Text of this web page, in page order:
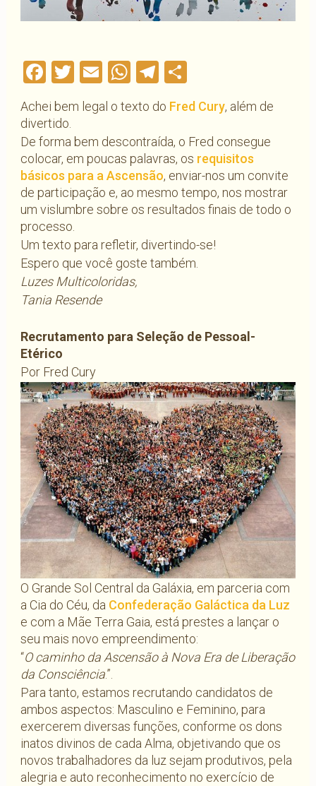
Facebook
Twitter
EmailWhatsApp
Telegram
Achei bem legal o texto do Fred Cury, além de
divertido.
De forma bem descontraída, o Fred consegue
colocar, em poucas palavras, os requisitos
básicos para a Ascensão, enviar-nos um convite
de participação e, ao mesmo tempo, nos mostrar
um vislumbre sobre os resultados finais de todo o
processo.
Um texto para refletir, divertindo-se!
Espero que você goste também.
Luzes Multicoloridas,
Tania Resende
Recrutamento para Seleção de Pessoal-
Etérico
Por Fred Cury
O Grande Sol Central da Galáxia, em parceria com
a Cia do Céu, da Confederação Galáctica da Luz
e com a Mãe Terra Gaia, está prestes a lançar o
seu mais novo empreendimento:
“O caminho da Ascensão à Nova Era de Liberação
da Consciência.”.
Para tanto, estamos recrutando candidatos de
ambos aspectos: Masculino e Feminino, para
exercerem diversas funções, conforme os dons
inatos divinos de cada Alma, objetivando que os
novos trabalhadores da luz sejam produtivos, pela
alegria e auto reconhecimento no exercício de